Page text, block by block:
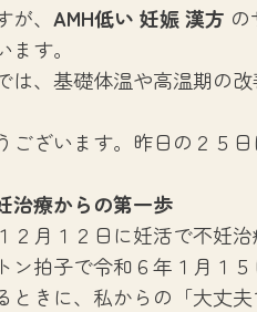
が、AMH低い 妊娠 漢方
ます。
は、基礎体温や高温期の
ございます。昨日の２５
治療からの第一歩
２月１２日に妊活で不妊
ン拍子で令和６年１月１
ときに、私からの「大丈